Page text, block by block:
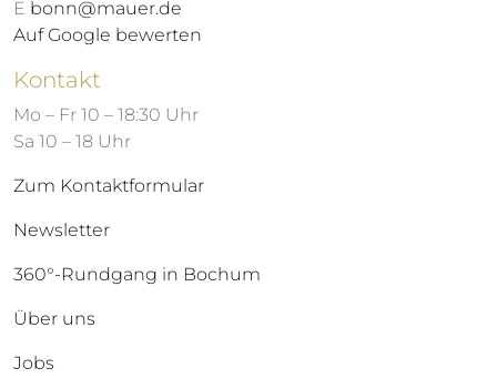
E bonn@mauer.de
Auf Google bewerten
Kontakt
Mo – Fr 10 – 18:30 Uhr
Sa 10 – 18 Uhr
Zum Kontaktformular
Newsletter
360°-Rundgang in Bochum
Über uns
Jobs